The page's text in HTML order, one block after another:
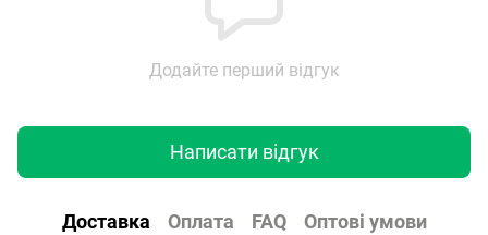
Додайте перший відгук
Написати відгук
Доставка Оплата FAQ Оптові умови